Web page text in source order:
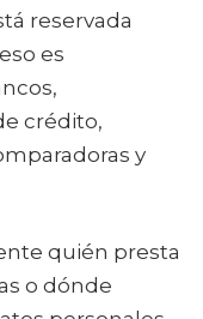
reservada
es
crédito,
y
quién presta
o dónde